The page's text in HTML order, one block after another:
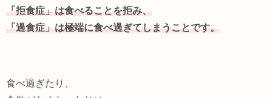
「拒食症」は食べることを拒み、
「過食症」は極端に食べ過ぎてしまうことです。
食べ過ぎたり、